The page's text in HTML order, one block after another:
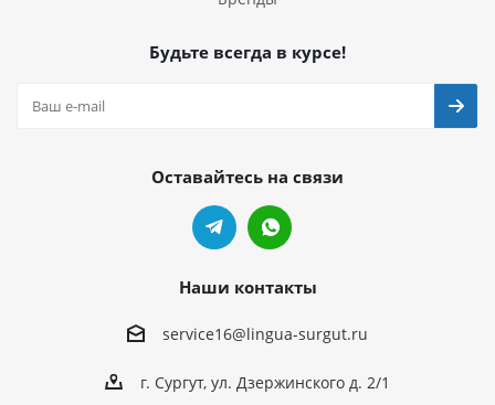
Будьте всегда в курсе!
Оставайтесь на связи
Наши контакты
service16@lingua-surgut.ru
г. Сургут, ул. Дзержинского д. 2/1